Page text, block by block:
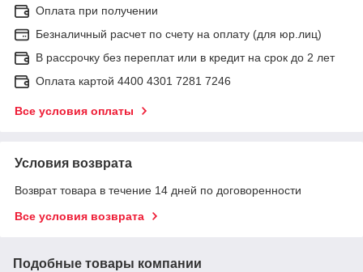
Оплата при получении
Безналичный расчет по счету на оплату (для юр.лиц)
В рассрочку без переплат или в кредит на срок до 2 лет
Оплата картой 4400 4301 7281 7246
Все условия оплаты
Условия возврата
Возврат товара в течение 14 дней по договоренности
Все условия возврата
Подобные товары компании